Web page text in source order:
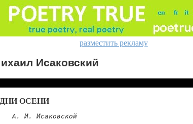
разместить рекламу
Исаковский
ОСЕНИ
А. И. Исаковской